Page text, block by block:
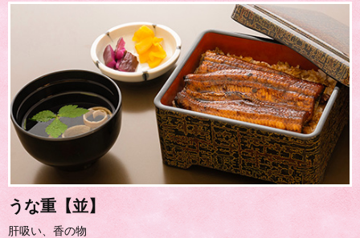
うな重【並】
肝吸い、香の物